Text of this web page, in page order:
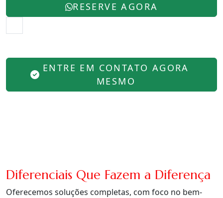
RESERVE AGORA
ENTRE EM CONTATO AGORA
MESMO
Diferenciais Que Fazem a Diferença
Oferecemos soluções completas, com foco no bem-